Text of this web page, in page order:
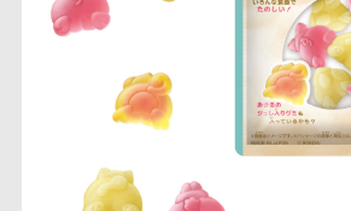
ズ
ガンダムシリーズ
にふぉるめーしょん
＆スクエアシール